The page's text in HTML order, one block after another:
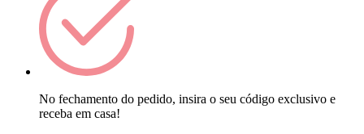
No fechamento do pedido, insira o seu código exclusivo e
receba em casa!